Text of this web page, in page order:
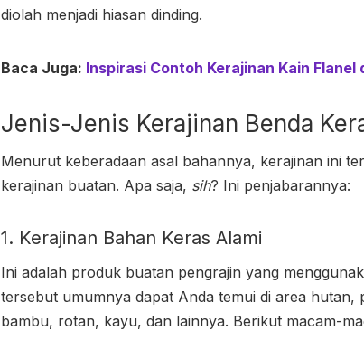
diolah menjadi hiasan dinding.
Baca Juga: Inspirasi Contoh Kerajinan Kain
Jenis-Jenis Kerajinan Benda
Menurut keberadaan asal bahannya, kerajinan ini
kerajinan buatan. Apa saja, sih? Ini penjabarannya:
1. Kerajinan Bahan Keras Alami
Ini adalah produk buatan pengrajin yang
tersebut umumnya dapat Anda temui di area
bambu, rotan, kayu, dan lainnya. Berikut macam-